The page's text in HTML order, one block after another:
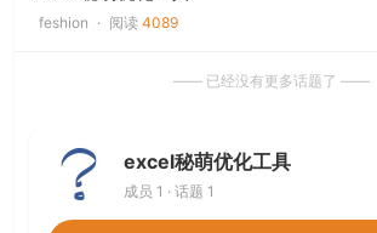
feshion · 阅读 4089
—— 已经没有更多话题了 ——
excel秘萌优化工具
成员 1 · 话题 1